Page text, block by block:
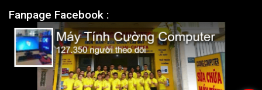
Fanpage Facebook :